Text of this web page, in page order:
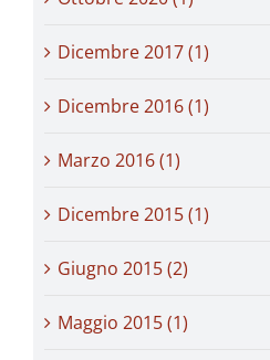
Dicembre 2017 (1)
Dicembre 2016 (1)
Marzo 2016 (1)
Dicembre 2015 (1)
Giugno 2015 (2)
Maggio 2015 (1)